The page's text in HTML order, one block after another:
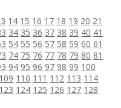
14 15 16 17 18 19 20 21
34 35 36 37 38 39 40 41
54 55 56 57 58 59 60 61
74 75 76 77 78 79 80 81
94 95 96 97 98 99 100
109 110 111 112 113 114
123 124 125 126 127 128